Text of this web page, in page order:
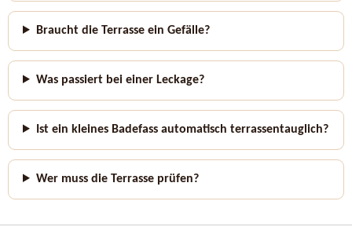
Braucht die Terrasse ein Gefälle?
Was passiert bei einer Leckage?
Ist ein kleines Badefass automatisch terrassentauglich?
Wer muss die Terrasse prüfen?